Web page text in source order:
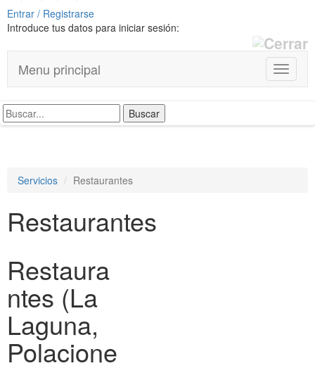
Entrar / Registrarse
Introduce tus datos para iniciar sesión:
T
o
l
Menu principal
Servicios Restaurantes
Restaurantes
Restaura
ntes (La
Laguna,
Polacione